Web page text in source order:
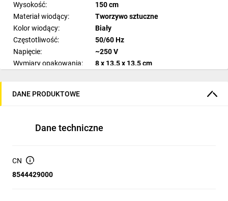
Wysokość:
150 cm
Materiał wiodący:
Tworzywo sztuczne
Kolor wiodący:
Biały
Częstotliwość:
50/60 Hz
Napięcie:
~250 V
Wymiary opakowania:
8 x 13.5 x 13.5 cm
DANE PRODUKTOWE
Dane techniczne
CN
8544429000